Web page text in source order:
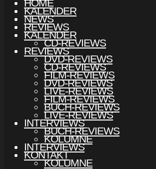
KALENDER
REVIEWS
CD-REVIEWS
DVD-REVIEWS
FILM-REVIEWS
LIVE-REVIEWS
BUCH-REVIEWS
INTERVIEWS
KOLUMNE
KONTAKT
HOME
NEWS
KALENDER
REVIEWS
CD-REVIEWS
DVD-REVIEWS
FILM-REVIEWS
LIVE-REVIEWS
BUCH-REVIEWS
INTERVIEWS
KOLUMNE